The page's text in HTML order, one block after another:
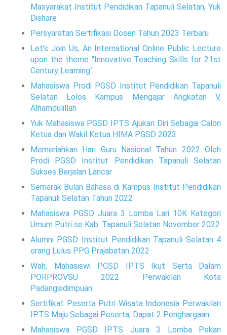
Masyarakat Institut Pendidikan Tapanuli Selatan, Yuk
Dishare
Persyaratan Sertifikasi Dosen Tahun 2023 Terbaru
Let's Join Us, An International Online Public Lecture
upon the theme "Innovative Teaching Skills for 21st
Century Learning"
Mahasiswa Prodi PGSD Institut Pendidikan Tapanuli
Selatan Lolos Kampus Mengajar Angkatan V,
Alhamdulillah
Yuk Mahasiswa PGSD IPTS Ajukan Diri Sebagai Calon
Ketua dan Wakil Ketua HIMA PGSD 2023
Memeriahkan Hari Guru Nasional Tahun 2022 Oleh
Prodi PGSD Institut Pendidikan Tapanuli Selatan
Sukses Berjalan Lancar
Semarak Bulan Bahasa di Kampus Institut Pendidikan
Tapanuli Selatan Tahun 2022
Mahasiswa PGSD Juara 3 Lomba Lari 10K Kategori
Umum Putri se Kab. Tapanuli Selatan November 2022
Alumni PGSD Institut Pendidikan Tapanuli Selatan 4
orang Lulus PPG Prajabatan 2022
Wah, Mahasiswi PGSD IPTS Ikut Serta Dalam
PORPROVSU 2022 Perwakilan Kota
Padangsidimpuan
Sertifikat Peserta Putri Wisata Indonesia Perwakilan
IPTS Maju Sebagai Peserta, Dapat 2 Penghargaan
Mahasiswa PGSD IPTS Juara 3 Lomba Pekan